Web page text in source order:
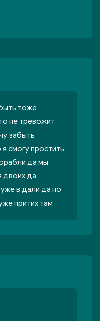
тоже
не тревожит
забыть
смогу простить
да мы
двоих да
в дали да но
притих там